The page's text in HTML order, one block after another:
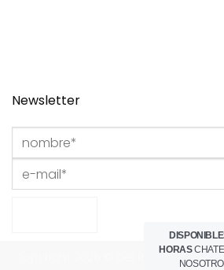
Newsletter
Copyright 2026 © Del Portillo Studio
HORAS